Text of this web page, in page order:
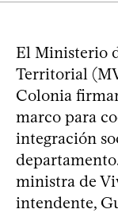
El Ministerio
Territorial
Colonia
marco para
integración
ministra de
intendente,